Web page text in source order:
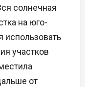
солнечная
на юго-
использовать
участков
от